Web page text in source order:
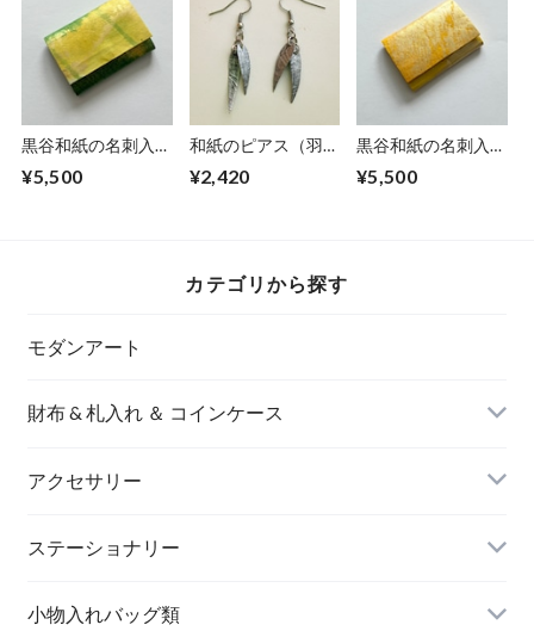
黒谷和紙の名刺入れ
¥5,500
和紙のピアス（羽）
¥2,420
黒谷和紙の名刺入れ
¥5,500
カテゴリから探す
モダンアート
財布 & 札入れ ＆ コインケース
長財布
アクセサリー
イヤリング＆ピアス
ステーショナリー
名刺入れ
小物入れバッグ類